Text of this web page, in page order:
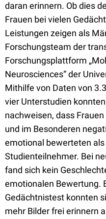
daran erinnern. Ob dies
Frauen bei vielen
Leistungen zeigen als
Forschungsteam der
Forschungsplattform
Neurosciences“ der
Mithilfe von Daten von
vier Unterstudien
nachweisen, dass
und im Besonderen
emotional bewerteten
Studienteilnehmer. Bei
fand sich kein
emotionalen Bewertung.
Gedächtnistest konnten
mehr Bilder frei erinnern